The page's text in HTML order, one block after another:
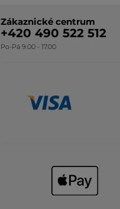
Zákaznické centrum
+420 490 522 512
Po-Pá 9.00 - 17.00